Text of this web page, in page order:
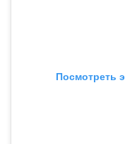
Посмотреть